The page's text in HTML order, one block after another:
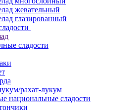
жевательный
глазированный
сладости
рахат-лукум
национальные сладости